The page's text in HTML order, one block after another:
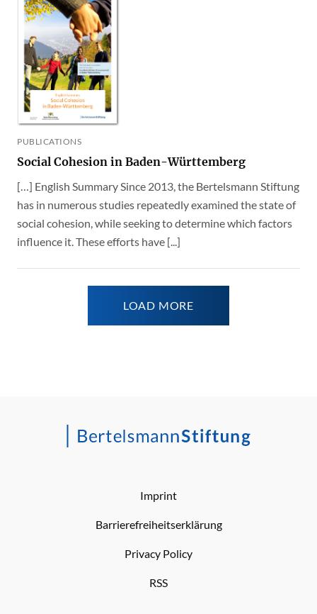
PUBLICATIONS
Social Cohesion in Baden-Württemberg
[…] English Summary Since 2013, the Bertelsmann Stiftung
has in numerous studies repeatedly examined the state of
social cohesion, while seeking to determine which factors
influence it. These efforts have [...]
LOAD MORE
Imprint
Barrierefreiheitserklärung
Privacy Policy
RSS